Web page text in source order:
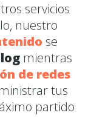
servicios
nuestro
se
mientras
de redes
tus
partido